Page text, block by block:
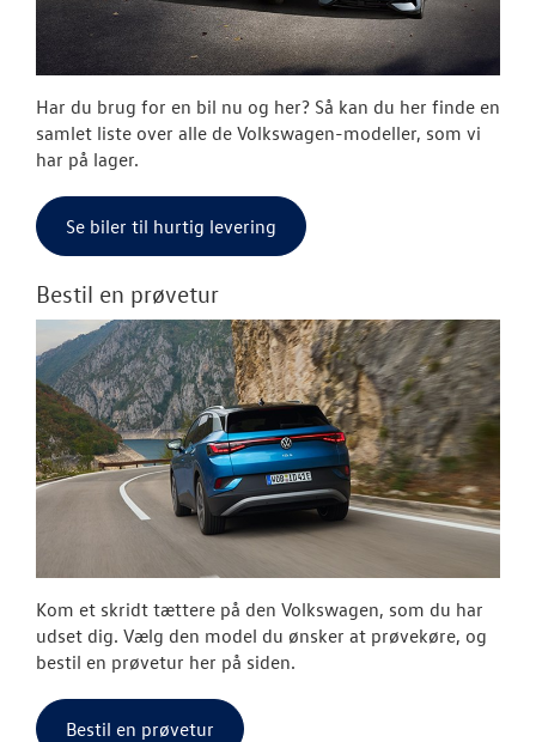
RESERVEDELE
NYHEDER
OM OS
Har du brug for en bil nu og her? Så kan du her finde en
samlet liste over alle de Volkswagen-modeller, som vi
har på lager.
Se biler til hurtig levering
Bestil en prøvetur
Kom et skridt tættere på den Volkswagen, som du har
udset dig. Vælg den model du ønsker at prøvekøre, og
bestil en prøvetur her på siden.
Bestil en prøvetur